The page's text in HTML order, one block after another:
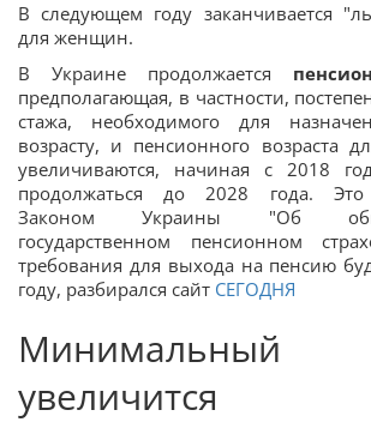
В следующем году заканчивается
для женщин.
В Украине продолжается
предполагающая, в частности,
стажа, необходимого для
возрасту, и пенсионного возраста
увеличиваются, начиная с 2018
продолжаться до 2028 года. Это
Законом Украины "Об
государственном пенсионном
требования для выхода на пенсию
году, разбирался сайт СЕГОДНЯ
увеличится